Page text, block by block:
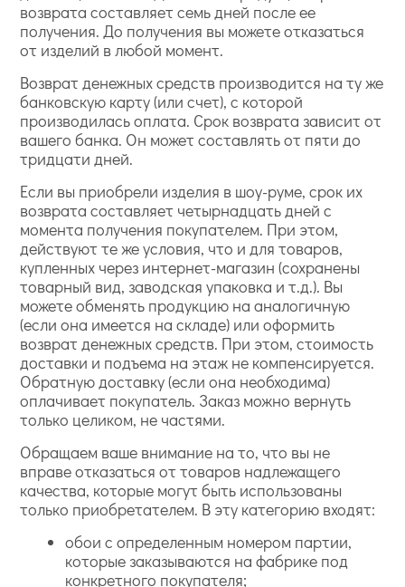
возврата составляет семь дней после ее
получения. До получения вы можете отказаться
от изделий в любой момент.
Возврат денежных средств производится на ту же
банковскую карту (или счет), с которой
производилась оплата. Срок возврата зависит от
вашего банка. Он может составлять от пяти до
тридцати дней.
Если вы приобрели изделия в шоу-руме, срок их
возврата составляет четырнадцать дней с
момента получения покупателем. При этом,
действуют те же условия, что и для товаров,
купленных через интернет-магазин (сохранены
товарный вид, заводская упаковка и т.д.). Вы
можете обменять продукцию на аналогичную
(если она имеется на складе) или оформить
возврат денежных средств. При этом, стоимость
доставки и подъема на этаж не компенсируется.
Обратную доставку (если она необходима)
оплачивает покупатель. Заказ можно вернуть
только целиком, не частями.
Обращаем ваше внимание на то, что вы не
вправе отказаться от товаров надлежащего
качества, которые могут быть использованы
только приобретателем. В эту категорию входят:
обои с определенным номером партии,
которые заказываются на фабрике под
конкретного покупателя;